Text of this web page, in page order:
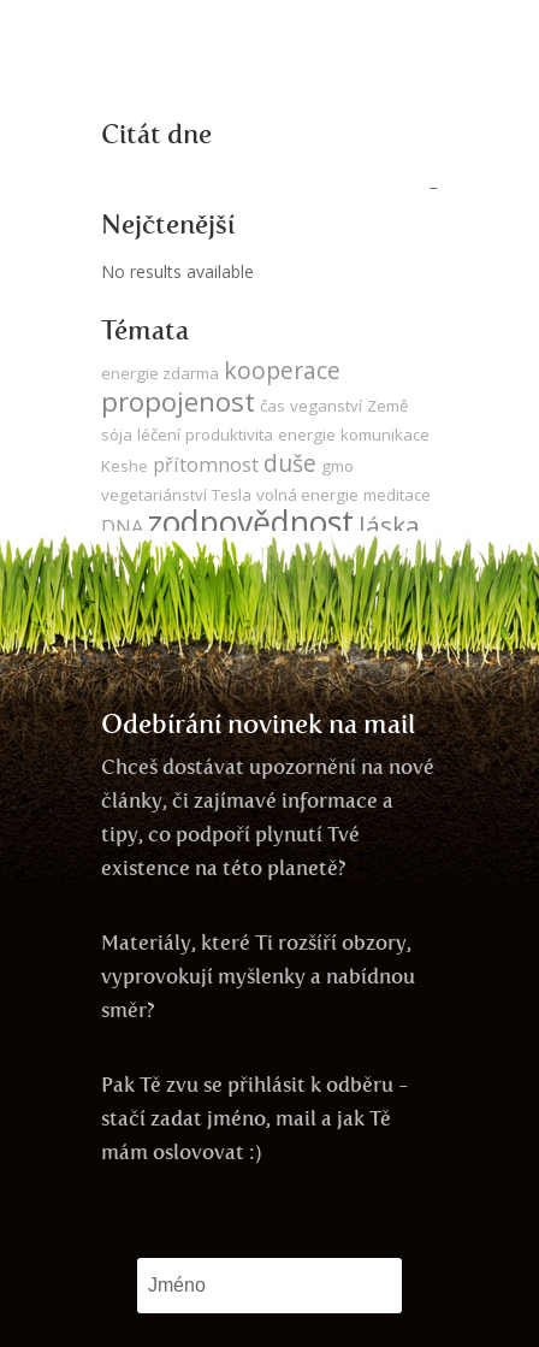
Citát dne
Nejčtenější
No results available
Témata
energie zdarma kooperace
propojenost čas veganství Země
sója léčení produktivita energie komunikace
Keshe přítomnost duše gmo
vegetariánství Tesla volná energie meditace
DNA zodpovědnost láska
evoluce udržitelnost vývojmysl
strachza oponouutrpení
jedno vědomí agrese odlesňování
sílaegozdraví neutralita
Odebírání novinek na mail
Chceš dostávat upozornění na nové
články, či zajímavé informace a
tipy, co podpoří plynutí Tvé
existence na této planetě?
Materiály, které Ti rozšíří obzory,
vyprovokují myšlenky a nabídnou
směr?
Pak Tě zvu se přihlásit k odběru -
stačí zadat jméno, mail a jak Tě
mám oslovovat :)